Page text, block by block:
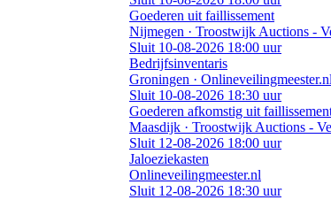
Goederen uit faillissement
Nijmegen · Troostwijk Auctions -
Sluit 10-08-2026 18:00 uur
Bedrijfsinventaris
Groningen · Onlineveilingmeester.nl
Sluit 10-08-2026 18:30 uur
Goederen afkomstig uit
Maasdijk · Troostwijk Auctions -
Sluit 12-08-2026 18:00 uur
Jaloeziekasten
Onlineveilingmeester.nl
Sluit 12-08-2026 18:30 uur